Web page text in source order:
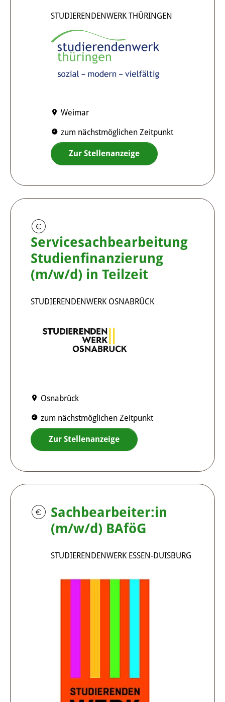
STUDIERENDENWERK THÜRINGEN
Weimar
zum nächstmöglichen Zeitpunkt
Zur Stellenanzeige
Servicesachbearbeitung
Studienfinanzierung
(m/w/d) in Teilzeit
STUDIERENDENWERK OSNABRÜCK
Osnabrück
zum nächstmöglichen Zeitpunkt
Zur Stellenanzeige
Sachbearbeiter:in
(m/w/d) BAföG
STUDIERENDENWERK ESSEN-DUISBURG